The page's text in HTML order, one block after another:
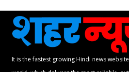
It is the fastest growing Hindi news